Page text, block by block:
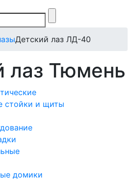
Детский лаз ЛД-40
лаз Тюмень
стойки и щиты
домики